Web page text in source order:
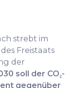
strebt im
Freistaats
der
soll der CO₂-
gegenüber